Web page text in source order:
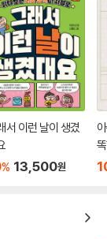
서 이런 날이 생겼
% 13,500원